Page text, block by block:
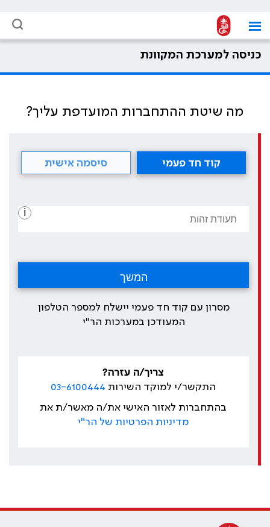
כניסה למערכת המקוונת
מה שיטת ההתחברות המועדפת עליך?
קוד חד פעמי סיסמה אישית
i
מסרון עם קוד חד פעמי יישלח למספר הטלפון
המעודכן במערכות הר"י
צריך/ה עזרה?
התקשר/י למוקד השירות 03-6100444
בהתחברות לאזור האישי את/ה מאשר/ת את
מדיניות הפרטיות של הר"י